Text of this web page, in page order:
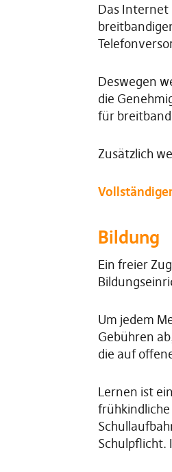
Das Internet
Deswegen
die
für
Zusätzlich
Bildung
Ein freier
Um jedem
Gebühren
die auf
Lernen ist
Schulpflicht.